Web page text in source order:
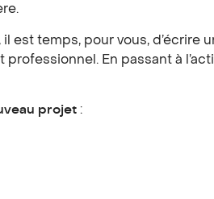
est temps, pour vous, d’écrire
En passant à
projet :